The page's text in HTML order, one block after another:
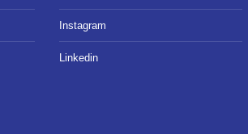
Instagram
Linkedin